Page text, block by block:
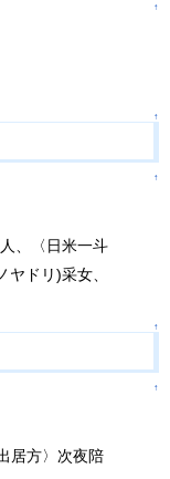
↑
↑
↑
、〈日米一斗
ドリ)采女、
↑
↑
居方〉次夜陪